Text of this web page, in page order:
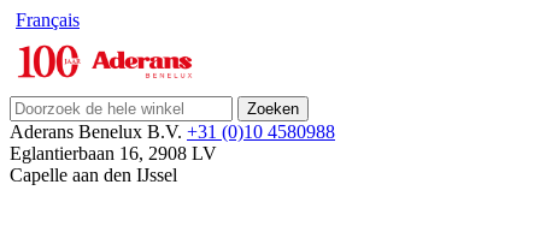
Français
Zoeken
Aderans Benelux B.V. +31 (0)10 4580988
Eglantierbaan 16, 2908 LV
Capelle aan den IJssel